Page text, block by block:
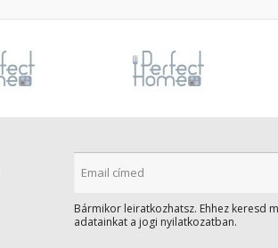
Bármikor leiratkozhatsz. Ehhez keresd
adatainkat a jogi nyilatkozatban.